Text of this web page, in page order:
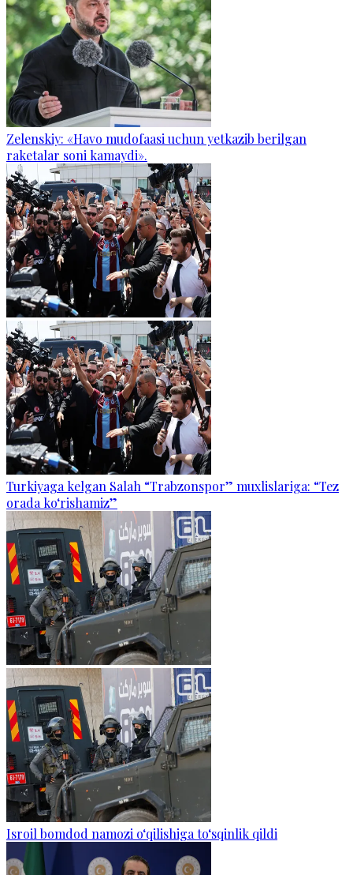
Zelenskiy: «Havo mudofaasi uchun yetkazib berilgan
raketalar soni kamaydi».
Turkiyaga kelgan Salah “Trabzonspor” muxlislariga: “Tez
orada ko‘rishamiz”
Isroil bomdod namozi o‘qilishiga to‘sqinlik qildi